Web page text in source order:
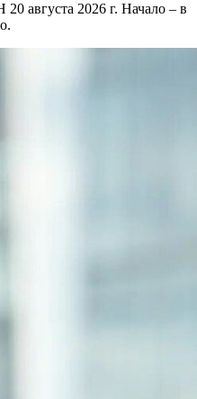
августа 2026 г. Начало – в